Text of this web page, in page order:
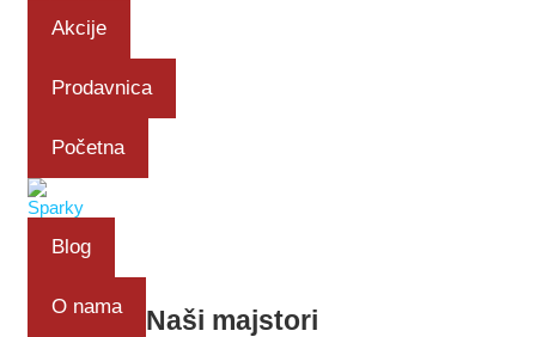
Akcije
Prodavnica
Početna
Blog
O nama Naši majstori